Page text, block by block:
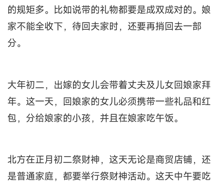
的规矩多。比如说带的礼物都要是成双成对的。娘
家不能全收下，待回夫家时，还要再捎回去一部
分。
大年初二，出嫁的女儿会带着丈夫及儿女回娘家拜
年。这一天，回娘家的女儿必须携带一些礼品和红
包，分给娘家的小孩，并且在娘家吃午饭。
北方在正月初二祭财神，这天无论是商贸店铺，还
是普通家庭，都要举行祭财神活动。这天中午要吃